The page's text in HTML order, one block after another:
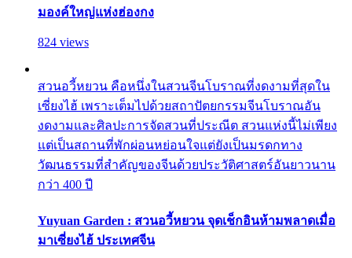
มองค์ใหญ่แห่งฮ่องกง
824 views
สวนอวี้หยวน คือหนึ่งในสวนจีนโบราณที่งดงามที่สุดใน
เซี่ยงไฮ้ เพราะเต็มไปด้วยสถาปัตยกรรมจีนโบราณอัน
งดงามและศิลปะการจัดสวนที่ประณีต สวนแห่งนี้ไม่เพียง
แต่เป็นสถานที่พักผ่อนหย่อนใจแต่ยังเป็นมรดกทาง
วัฒนธรรมที่สำคัญของจีนด้วยประวัติศาสตร์อันยาวนาน
กว่า 400 ปี
Yuyuan Garden : สวนอวี้หยวน จุดเช็กอินห้ามพลาดเมื่อ
มาเซี่ยงไฮ้ ประเทศจีน